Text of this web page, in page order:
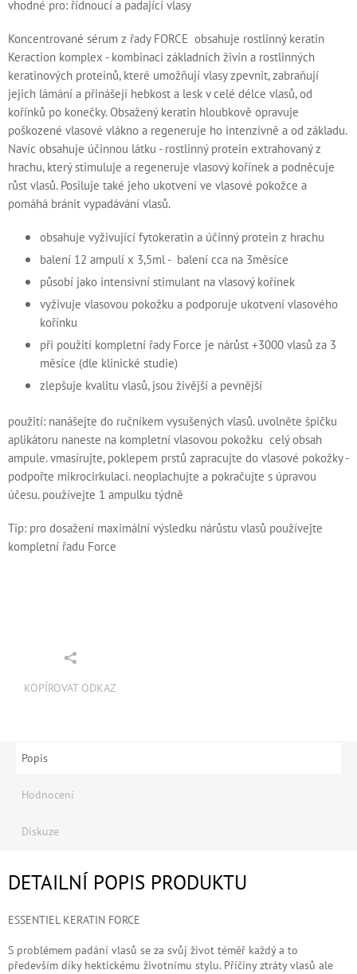
Přihlášení
vhodné pro: řídnoucí a padající vlasy
Koncentrované sérum z řady FORCE obsahuje rostlinný keratin
Keraction komplex - kombinaci základních živin a rostlinných
keratinových proteinů, které umožňují vlasy zpevnit, zabraňují
jejich lámání a přinášejí hebkost a lesk v celé délce vlasů, od
kořínků po konečky. Obsažený keratin hloubkově opravuje
poškozené vlasové vlákno a regeneruje ho intenzivně a od základu.
Navíc obsahuje účinnou látku - rostlinný protein extrahovaný z
hrachu, který stimuluje a regeneruje vlasový kořínek a podněcuje
růst vlasů. Posiluje také jeho ukotvení ve vlasové pokožce a
pomáhá bránit vypadávání vlasů.
obsahuje vyživující fytokeratin a účinný protein z hrachu
balení 12 ampulí x 3,5ml - balení cca na 3měsíce
působí jako intensivní stimulant na vlasový kořínek
vyživuje vlasovou pokožku a podporuje ukotvení vlasového
kořínku
při použití kompletní řady Force je nárůst +3000 vlasů za 3
měsíce (dle klinické studie)
zlepšuje kvalitu vlasů, jsou živější a pevnější
použití: nanášejte do ručníkem vysušených vlasů. uvolněte špičku
aplikátoru naneste na kompletní vlasovou pokožku celý obsah
ampule. vmasírujte, poklepem prstů zapracujte do vlasové pokožky -
podpořte mikrocirkulaci. neoplachujte a pokračujte s úpravou
účesu. používejte 1 ampulku týdně
Tip: pro dosažení maximální výsledku nárůstu vlasů používejte
kompletní řadu Force
KOPÍROVAT ODKAZ
Popis
Hodnocení
Diskuze
DETAILNÍ POPIS PRODUKTU
ESSENTIEL KERATIN FORCE
S problémem padání vlasů se za svůj život téměř každý a to
především díky hektickému životnímu stylu. Příčiny ztráty vlasů ale